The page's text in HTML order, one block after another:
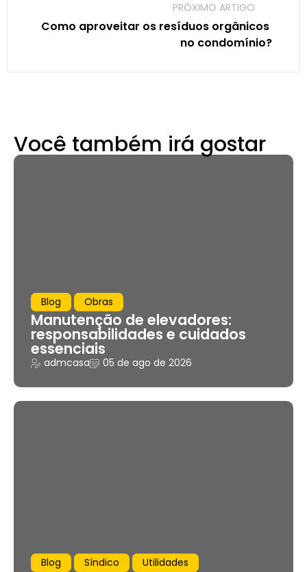
PRÓXIMO ARTIGO
Como aproveitar os resíduos orgânicos
no condomínio?
Você também irá gostar
Blog Obras
Manutenção de elevadores:
responsabilidades e cuidados
essenciais
admcasa 05 de ago de 2026
Blog Síndico Utilidades